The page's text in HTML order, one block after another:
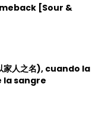
[Sour &
家人之名), cuando la
la sangre